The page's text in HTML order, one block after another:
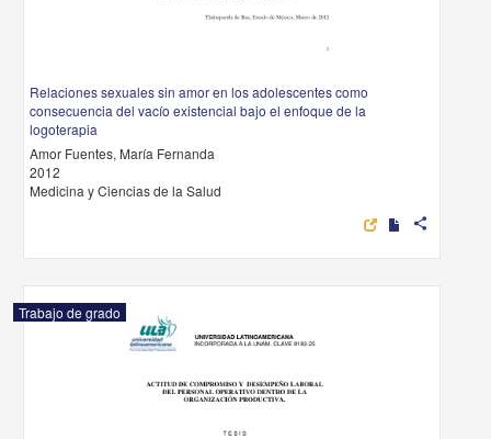
Relaciones sexuales sin amor en los adolescentes como
consecuencia del vacío existencial bajo el enfoque de la
logoterapia
Amor Fuentes, María Fernanda
2012
Medicina y Ciencias de la Salud
share
Trabajo de grado